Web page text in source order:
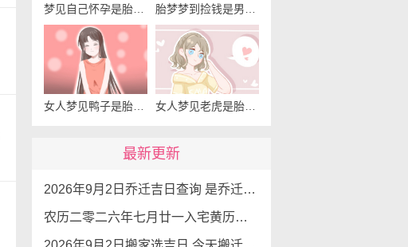
最新更新
2026年9月2日乔迁吉日查询 是乔迁新居的好日子吗
农历二零二六年七月廿一入宅黄历查询 2026年9月2日今天可以入宅新居吗